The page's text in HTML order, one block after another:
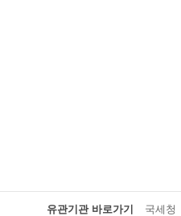
유관기관 바로가기 국세청